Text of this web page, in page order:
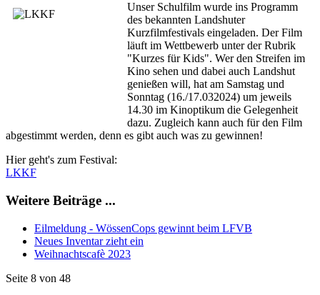
Unser Schulfilm wurde ins Programm
des bekannten Landshuter
Kurzfilmfestivals eingeladen. Der Film
läuft im Wettbewerb unter der Rubrik
"Kurzes für Kids". Wer den Streifen im
Kino sehen und dabei auch Landshut
genießen will, hat am Samstag und
Sonntag (16./17.032024) um jeweils
14.30 im Kinoptikum die Gelegenheit
dazu. Zugleich kann auch für den Film
abgestimmt werden, denn es gibt auch was zu gewinnen!
Hier geht's zum Festival:
LKKF
Weitere Beiträge ...
Eilmeldung - WössenCops gewinnt beim LFVB
Neues Inventar zieht ein
Weihnachtscafè 2023
Seite 8 von 48